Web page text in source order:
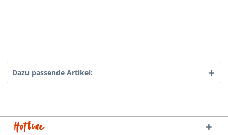
Dazu passende Artikel:
Hotline